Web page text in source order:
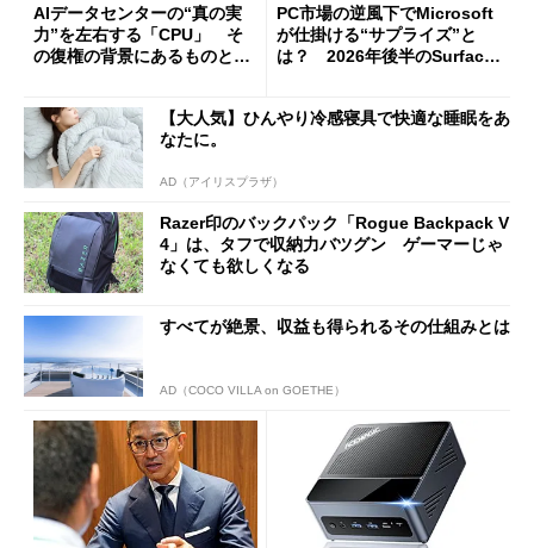
AIデータセンターの“真の実
力”を左右する「CPU」 そ
の復権の背景にあるものと
PC市場の逆風下でMicrosoft
が仕掛ける“サプライズ”と
は？ 2026年後半のSurface
【大人気】ひんやり冷感寝具で快適な睡眠をあ
なたに。
AD（アイリスプラザ）
Razer印のバックパック「Rogue Backpack V
4」は、タフで収納力バツグン ゲーマーじゃ
なくても欲しくなる
すべてが絶景、収益も得られるその仕組みとは
AD（COCO VILLA on GOETHE）